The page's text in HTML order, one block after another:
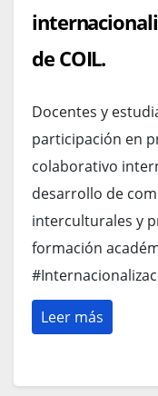
de COIL.
Docentes y
participación en
colaborativo
desarrollo de
interculturales y
formación
Leer más